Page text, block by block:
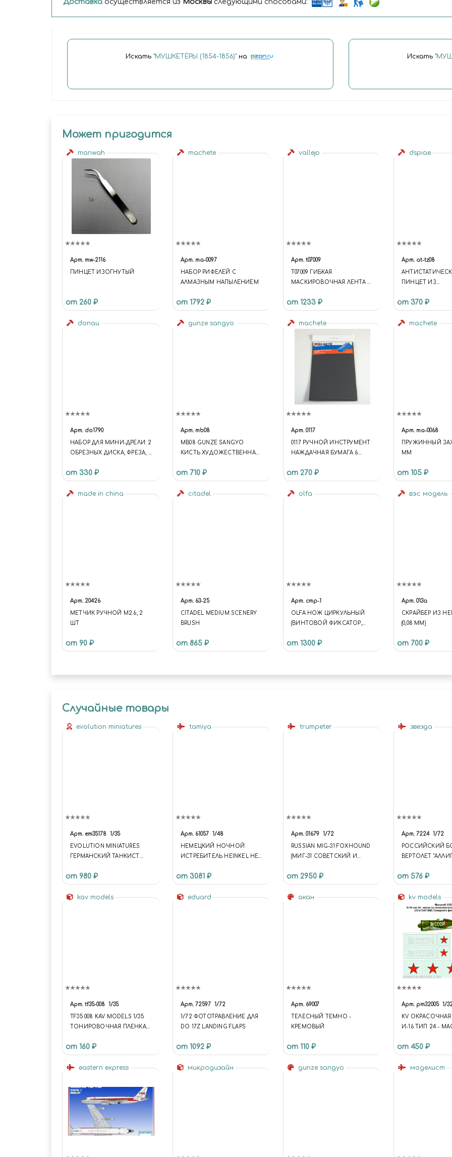
Доставка осуществляется из Москвы следующими способами:
Искать "МУШКЕТЁРЫ (1854-1856)" на Искать
Может пригодится
manwah
Арт. mw-2116
ПИНЦЕТ ИЗОГНУТЫЙ
от 260 ₽
machete
Арт. ma-0097
НАБОР РИФЕЛЕЙ С
АЛМАЗНЫМ НАПЫЛЕНИЕМ
от 1792 ₽
vallejo
Арт. t07009
T07009 ГИБКАЯ
МАСКИРОВОЧНАЯ ЛЕНТА 3
MASKING TAPE 3 MM X 18 M
от 1233 ₽
dspiae
Арт. at-tz08
ПИНЦЕТ ИЗ
УГЛОВЫМ
от 370 ₽
donau
Арт. do1790
НАБОР ДЛЯ МИНИ-ДРЕЛИ: 2
ОБРЕЗНЫХ ДИСКА, ФРЕЗА, 3
от 330 ₽
gunze sangyo
Арт. mb08
MB08 GUNZE SANGYO
КИСТЬ ХУДОЖЕСТВЕННАЯ
от 710 ₽
machete
Арт. 0117
0117 РУЧНОЙ ИНСТРУМЕНТ
НАЖДАЧНАЯ БУМАГА 6
ЛИСТОВ
от 270 ₽
machete
Арт. ma-0068
ПРУЖИННЫЙ
ММ
от 105 ₽
made in china
Арт. 20426
МЕТЧИК РУЧНОЙ М2.6, 2
от 90 ₽
citadel
Арт. 63-25
CITADEL MEDIUM SCENERY
BRUSH
от 865 ₽
olfa
Арт. cmp-1
OLFA НОЖ ЦИРКУЛЬНЫЙ
(ВИНТОВОЙ ФИКСАТОР,
от 1300 ₽
вэс модель
Арт. 013a
СКРАЙБЕР ИЗ
(0,08 ММ)
от 700 ₽
Случайные товары
evolution miniatures
Арт. em35178 1/35
EVOLUTION MINIATURES
ГЕРМАНСКИЙ ТАНКИСТ
от 980 ₽
tamiya
Арт. 61057 1/48
НЕМЕЦКИЙ НОЧНОЙ
ИСТРЕБИТЕЛЬ HEINKEL HE
от 3081 ₽
trumpeter
Арт. 01679 1/72
RUSSIAN MIG-31 FOXHOUND
(МИГ-31 СОВЕТСКИЙ И
ИСТРЕБИТЕЛЬ-
ПЕРЕХВАТЧИК)
от 2950 ₽
звезда
Арт. 7224 1/72
РОССИЙСКИЙ
ВЕРТОЛЕТ
от 576 ₽
kav models
Арт. tf35-008 1/35
TF35 008 KAV MODELS 1/35
ТОНИРОВОЧНАЯ ПЛЕНКА
(PANDA)
от 160 ₽
eduard
Арт. 72597 1/72
1/72 ФОТОТРАВЛЕНИЕ ДЛЯ
DO 17Z LANDING FLAPS
от 1092 ₽
акан
Арт. 69007
ТЕЛЕСНЫЙ ТЕМНО -
КРЕМОВЫЙ
от 110 ₽
kv models
Арт. pm32005 1/
KV
И-16 ТИП 24 -
ЗНАКИ - НАБОР
САП ВВС
ФЛОТА ЛЕТО 1941
от 450 ₽
eastern express микродизайн gunze sangyo моделист